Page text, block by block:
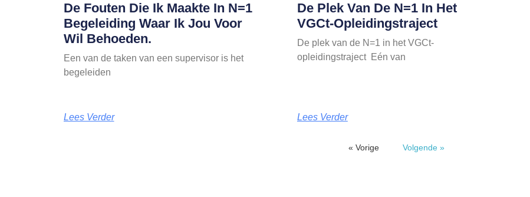
De Fouten Die Ik Maakte In N=1
Begeleiding Waar Ik Jou Voor
Wil Behoeden.
Een van de taken van een supervisor is het
begeleiden
Lees Verder
De Plek Van De N=1 In Het
VGCt-Opleidingstraject
De plek van de N=1 in het VGCt-
opleidingstraject Eén van
Lees Verder
« Vorige Volgende »